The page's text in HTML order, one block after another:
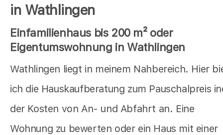
in Wathlingen
Einfamilienhaus bis 200 m² oder
Eigentumswohnung in Wathlingen
Wathlingen liegt in meinem Nahbereich. Hier
ich die Hauskaufberatung zum Pauschalpreis
der Kosten von An- und Abfahrt an. Eine
Wohnung zu bewerten oder ein Haus mit einer